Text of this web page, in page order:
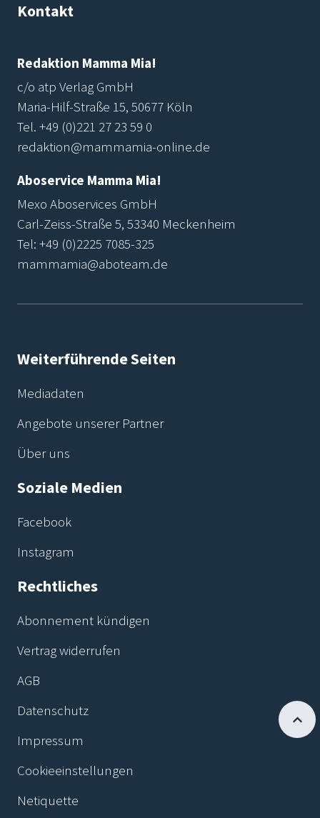
Kontakt
Redaktion Mamma Mia!
c/o atp Verlag GmbH
Maria-Hilf-Straße 15, 50677 Köln
Tel. +49 (0)221 27 23 59 0
redaktion@mammamia-online.de
Aboservice Mamma Mia!
Mexo Aboservices GmbH
Carl-Zeiss-Straße 5, 53340 Meckenheim
Tel: +49 (0)2225 7085-325
mammamia@aboteam.de
Weiterführende Seiten
Mediadaten
Angebote unserer Partner
Über uns
Soziale Medien
Facebook
Instagram
Rechtliches
Abonnement kündigen
Vertrag widerrufen
AGB
Datenschutz
Impressum
Cookieeinstellungen
Netiquette